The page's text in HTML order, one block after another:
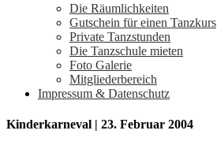
Die Räumlichkeiten
Gutschein für einen Tanzkurs
Private Tanzstunden
Die Tanzschule mieten
Foto Galerie
Mitgliederbereich
Impressum & Datenschutz
Kinderkarneval | 23. Februar 2004